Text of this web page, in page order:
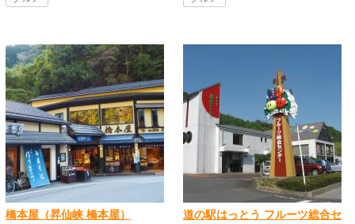
橋本屋（昇仙峡 橋本屋）
道の駅はっとう フルーツ総合セ